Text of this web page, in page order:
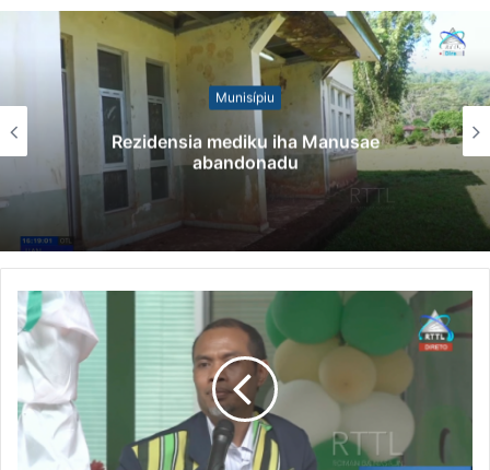
Munisípiu
mediku iha Manusae
abandonadu
Governu